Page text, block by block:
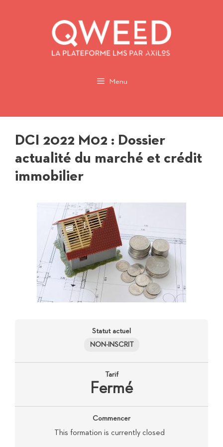
Menu
DCI 2022 M02 : Dossier
actualité du marché et crédit
immobilier
Statut actuel
NON-INSCRIT
Tarif
Fermé
Commencer
This formation is currently closed